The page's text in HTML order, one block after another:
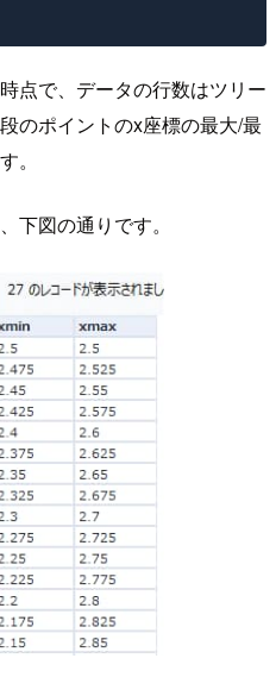
点で、データの行数はツリー
のポイントのx座標の最大/最
。
下図の通りです。